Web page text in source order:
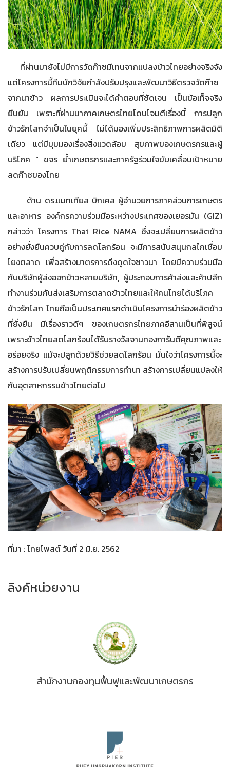
ที่ผ่านมายังไม่มีการวัดก๊าซมีเทนจากแปลงข้าวไทยอย่างจริงจัง
แต่โครงการนี้ทีมนักวิจัยกำลังปรับปรุงและพัฒนาวิธีตรวจวัดก๊าซ
จากนาข้าว ผลการประเมินจะได้คำตอบที่ชัดเจน เป็นข้อเท็จจริง
ยืนยัน เพราะที่ผ่านมาภาคเกษตรไทยโดนโจมตีเรื่องนี้ การปลูก
ข้าวรักโลกจำเป็นในยุคนี้ ไม่ได้มองเพิ่มประสิทธิภาพการผลิตมิติ
เดียว แต่มีมุมมองเรื่องสิ่งแวดล้อม สุขภาพของเกษตรกรและผู้
บริโภค " ขจร ย้ำเกษตรกรและภาครัฐร่วมใจขับเคลื่อนเป้าหมาย
ลดก๊าซของไทย
ด้าน ดร.แมทเทียส บิกเคล ผู้อำนวยการภาคส่วนการเกษตร
และอาหาร องค์กรความร่วมมือระหว่างประเทศของเยอรมัน (GIZ)
กล่าวว่า โครงการ Thai Rice NAMA ซึ่งจะเปลี่ยนการผลิตข้าว
อย่างยั่งยืนควบคู่กับการลดโลกร้อน จะมีการสนับสนุนกลไกเชื่อม
โยงตลาด เพื่อสร้างมาตรการดึงดูดใจชาวนา โดยมีความร่วมมือ
กับบริษัทผู้ส่งออกข้าวหลายบริษัท, ผู้ประกอบการค้าส่งและค้าปลีก
ทำงานร่วมกันส่งเสริมการตลาดข้าวไทยและให้คนไทยได้บริโภค
ข้าวรักโลก ไทยถือเป็นประเทศแรกดำเนินโครงการนำร่องผลิตข้าว
ที่ยั่งยืน มีเรื่องราวดีๆ ของเกษตรกรไทยภาคอีสานเป็นที่พิสูจน์
เพราะข้าวไทยลดโลกร้อนได้รับรางวัลจานทองการันตีคุณภาพและ
อร่อยจริง แม้จะปลูกด้วยวิธีช่วยลดโลกร้อน มั่นใจว่าโครงการนี้จะ
สร้างการปรับเปลี่ยนพฤติกรรมการทำนา สร้างการเปลี่ยนแปลงให้
กับอุตสาหกรรมข้าวไทยต่อไป
ที่มา : ไทยโพสต์ วันที่ 2 มิ.ย. 2562
ลิงค์หน่วยงาน
สำนักงานกองทุนฟื้นฟูและพัฒนาเกษตรกร